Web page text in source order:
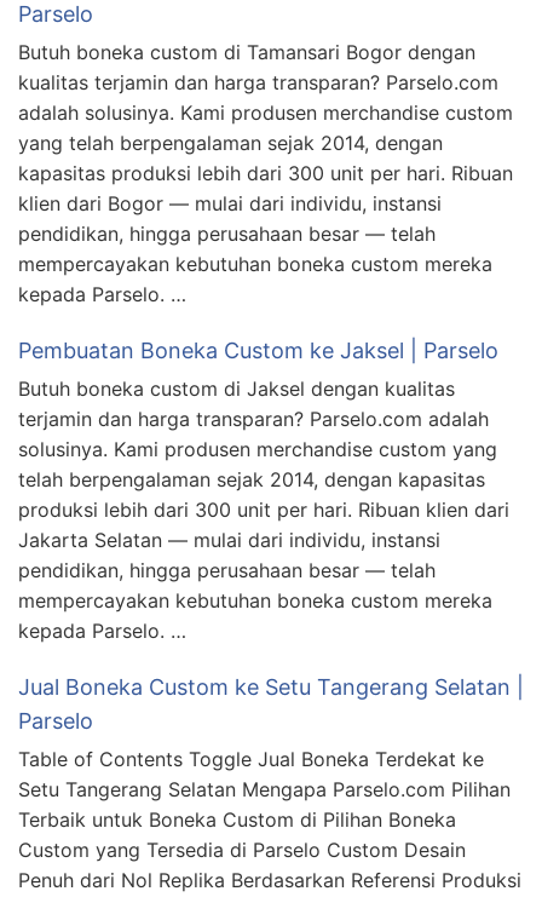
Parselo
Butuh boneka custom di Tamansari Bogor dengan
kualitas terjamin dan harga transparan? Parselo.com
adalah solusinya. Kami produsen merchandise custom
yang telah berpengalaman sejak 2014, dengan
kapasitas produksi lebih dari 300 unit per hari. Ribuan
klien dari Bogor — mulai dari individu, instansi
pendidikan, hingga perusahaan besar — telah
mempercayakan kebutuhan boneka custom mereka
kepada Parselo. …
Pembuatan Boneka Custom ke Jaksel | Parselo
Butuh boneka custom di Jaksel dengan kualitas
terjamin dan harga transparan? Parselo.com adalah
solusinya. Kami produsen merchandise custom yang
telah berpengalaman sejak 2014, dengan kapasitas
produksi lebih dari 300 unit per hari. Ribuan klien dari
Jakarta Selatan — mulai dari individu, instansi
pendidikan, hingga perusahaan besar — telah
mempercayakan kebutuhan boneka custom mereka
kepada Parselo. …
Jual Boneka Custom ke Setu Tangerang Selatan |
Parselo
Table of Contents Toggle Jual Boneka Terdekat ke
Setu Tangerang Selatan Mengapa Parselo.com Pilihan
Terbaik untuk Boneka Custom di Pilihan Boneka
Custom yang Tersedia di Parselo Custom Desain
Penuh dari Nol Replika Berdasarkan Referensi Produksi